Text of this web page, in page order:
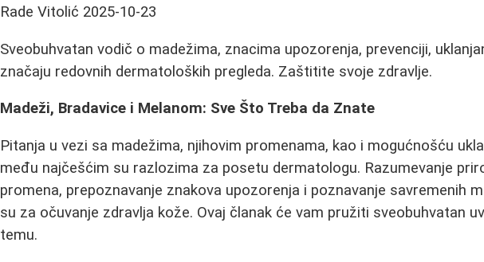
Rade Vitolić 2025-10-23
Sveobuhvatan vodič o madežima, znacima upozorenja, prevenciji,
značaju redovnih dermatoloških pregleda. Zaštitite svoje zdravlje.
Madeži, Bradavice i Melanom: Sve Što Treba da Znate
Pitanja u vezi sa madežima, njihovim promenama, kao i mogućnošću
među najčešćim su razlozima za posetu dermatologu. Razumevanje
promena, prepoznavanje znakova upozorenja i poznavanje savremenih
su za očuvanje zdravlja kože. Ovaj članak će vam pružiti sveobuhvatan
temu.